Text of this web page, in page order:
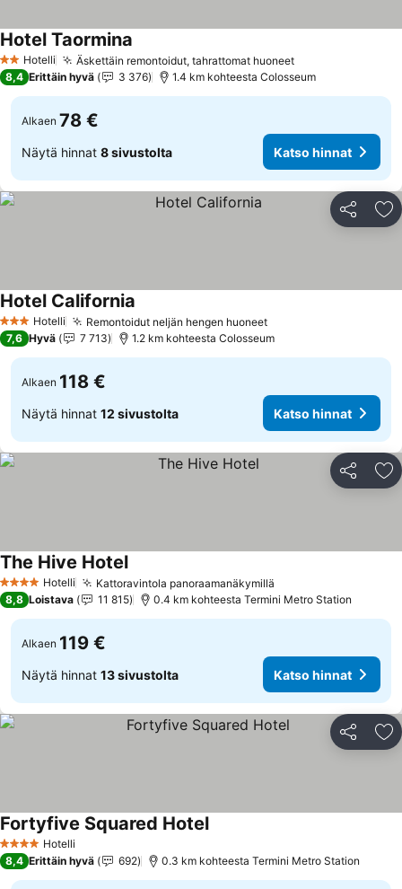
2 Tähtiluokitus
Hotelli Äskettäin remontoidut, tahrattomat huoneetKatso hinnat
Hotel Taormina
8,4 Erittäin hyvä 3 376 1.4 km kohteesta Colosseum
Alkaen 78 €
Näytä hinnat 8 sivustolta Katso hinnat
Jaa
3 Tähtiluokitus
Hotelli Remontoidut neljän hengen huoneetKatso hinnat
Hotel California
7,6 Hyvä 7 713 1.2 km kohteesta Colosseum
Alkaen 118 €
Näytä hinnat 12 sivustolta Katso hinnat
Jaa
4 Tähtiluokitus
Hotelli Kattoravintola panoraamanäkymillä
The Hive HotelKatso hinnat
8,8 Loistava 11 815 0.4 km kohteesta Termini Metro Station
Alkaen 119 €
Näytä hinnat 13 sivustolta Katso hinnat
Jaa
4 Tähtiluokitus
Hotelli
Fortyfive Squared HotelKatso hinnat
8,4 Erittäin hyvä 692 0.3 km kohteesta Termini Metro Station